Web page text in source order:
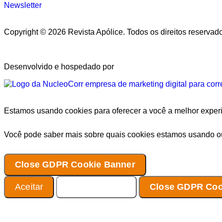
Newsletter
Copyright © 2026 Revista Apólice. Todos os direitos
Desenvolvido e hospedado por
Estamos usando cookies para oferecer a você a melhor
Você pode saber mais sobre quais cookies estamos usando
Close GDPR Cookie Banner
Aceitar Close GDPR